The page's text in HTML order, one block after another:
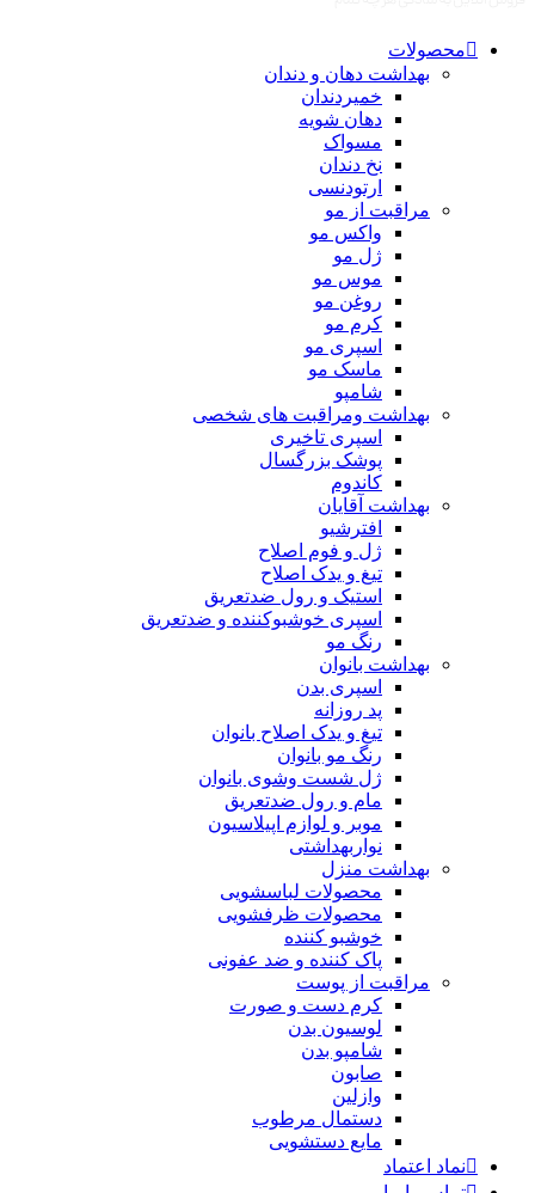
محصولات
بهداشت دهان و دندان
خمیردندان
دهان شویه
مسواک
نخ دندان
ارتودنسی
مراقبت از مو
واکس مو
ژل مو
موس مو
روغن مو
کرم مو
اسپری مو
ماسک مو
شامپو
بهداشت ومراقبت های شخصی
اسپری تاخیری
پوشک بزرگسال
کاندوم
بهداشت آقایان
افترشیو
ژل و فوم اصلاح
تیغ و یدک اصلاح
استیک و رول ضدتعریق
اسپری خوشبوکننده و ضدتعریق
رنگ مو
بهداشت بانوان
اسپری بدن
پد روزانه
تیغ و یدک اصلاح بانوان
رنگ مو بانوان
ژل شست وشوی بانوان
مام و رول ضدتعریق
موبر و لوازم اپیلاسیون
نواربهداشتی
بهداشت منزل
محصولات لباسشویی
محصولات ظرفشویی
خوشبو کننده
پاک کننده و ضد عفونی
مراقبت از پوست
کرم دست و صورت
لوسیون بدن
شامپو بدن
صابون
وازلین
دستمال مرطوب
مایع دستشویی
نماد اعتماد